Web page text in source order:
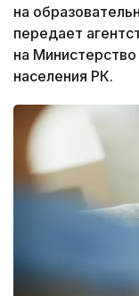
на
передает
на
населения РК.